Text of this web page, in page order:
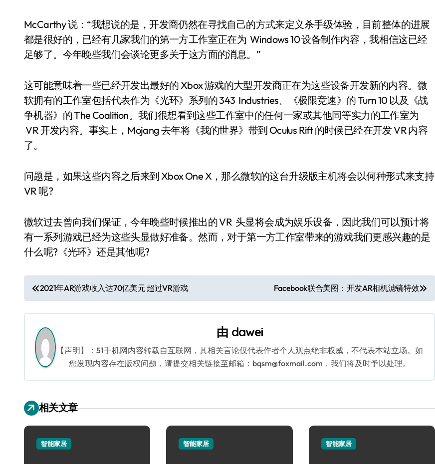
McCarthy 说：“我想说的是，开发商仍然在寻找自己的方式来定义杀手级体验，目前整体的进展
都是很好的，已经有几家我们的第一方工作室正在为 Windows 10 设备制作内容，我相信这已经
足够了。今年晚些我们会谈论更多关于这方面的消息。”
这可能意味着一些已经开发出最好的 Xbox 游戏的大型开发商正在为这些设备开发新的内容。微
软拥有的工作室包括代表作为《光环》系列的 343 Industries、《极限竞速》的 Turn 10 以及《战
争机器》的 The Coalition。我们很想看到这些工作室中的任何一家或其他同等实力的工作室为
VR 开发内容。事实上，Mojang 去年将《我的世界》带到 Oculus Rift 的时候已经在开发 VR 内容
了。
问题是，如果这些内容之后来到 Xbox One X，那么微软的这台升级版主机将会以何种形式来支持
VR 呢?
微软过去曾向我们保证，今年晚些时候推出的 VR 头显将会成为娱乐设备，因此我们可以预计将
有一系列游戏已经为这些头显做好准备。然而，对于第一方工作室带来的游戏我们更感兴趣的是
什么呢?《光环》还是其他呢?
文
章
导
航
2021年AR游戏收入达70亿美元 超过VR游戏 Facebook联合美图：开发AR相机滤镜特效
由 dawei
【声明】：51手机网内容转载自互联网，其相关言论仅代表作者个人观点绝非权威，不代表本站立场。如
您发现内容存在版权问题，请提交相关链接至邮箱：bqsm@foxmail.com，我们将及时予以处理。
相关文章
智能家居 智能家居 智能家居